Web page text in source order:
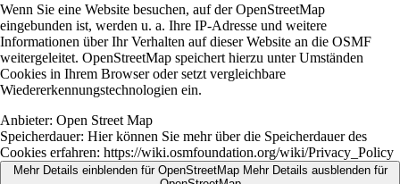
Wenn Sie eine Website besuchen, auf der OpenStreetMap
eingebunden ist, werden u. a. Ihre IP-Adresse und weitere
Informationen über Ihr Verhalten auf dieser Website an die OSMF
weitergeleitet. OpenStreetMap speichert hierzu unter Umständen
Cookies in Ihrem Browser oder setzt vergleichbare
Wiedererkennungstechnologien ein.
Anbieter: Open Street Map
Speicherdauer: Hier können Sie mehr über die Speicherdauer des
Cookies erfahren: https://wiki.osmfoundation.org/wiki/Privacy_Policy
Mehr Details einblendenfür OpenStreetMap Mehr Details ausblendenfür